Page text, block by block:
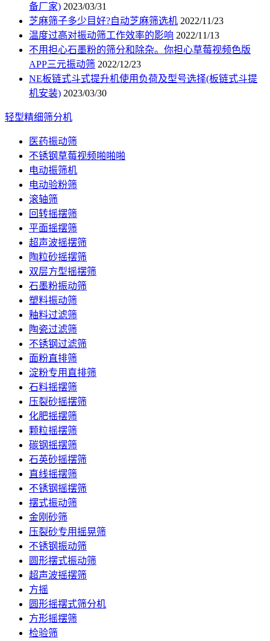
备厂家) 2023/03/31
芝麻筛子多少目好?自动芝麻筛选机 2022/11/23
温度过高对振动筛工作效率的影响 2022/11/13
不用担心石墨粉的筛分和除杂。你担心草莓视频色版
APP三元振动筛 2022/12/23
NE板链式斗式提升机使用负荷及型号选择(板链式斗提
机安装) 2023/03/30
轻型精细筛分机
医药振动筛
不锈钢草莓视频啪啪啪
电动振筛机
电动验粉筛
滚轴筛
回转摇摆筛
平面摇摆筛
超声波摇摆筛
陶粒砂摇摆筛
双层方型摇摆筛
石墨粉振动筛
塑料振动筛
釉料过滤筛
陶瓷过滤筛
不锈钢过滤筛
面粉直排筛
淀粉专用直排筛
石料摇摆筛
压裂砂摇摆筛
化肥摇摆筛
颗粒摇摆筛
碳钢摇摆筛
石英砂摇摆筛
直线摇摆筛
不锈钢摇摆筛
摆式振动筛
金刚砂筛
压裂砂专用摇晃筛
不锈钢振动筛
圆形摆式振动筛
超声波摇摆筛
方摇
圆形摇摆式筛分机
方形摇摆筛
检验筛